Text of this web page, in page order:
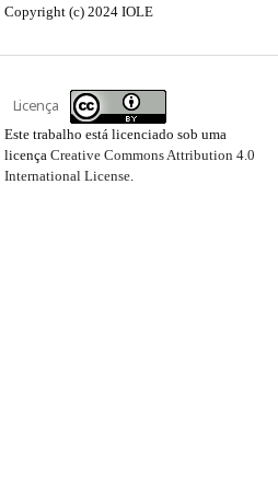
Copyright (c) 2024 IOLE
Licença
Este trabalho está licenciado sob uma
licença Creative Commons Attribution 4.0
International License.